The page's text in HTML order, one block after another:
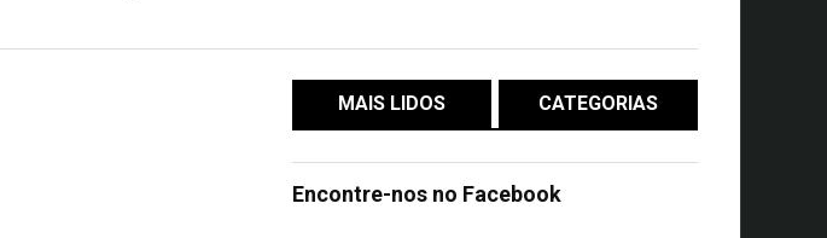
MAIS LIDOS CATEGORIAS
Encontre-nos no Facebook